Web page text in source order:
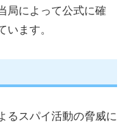
局によって公式に確
います。
るスパイ活動の脅威に